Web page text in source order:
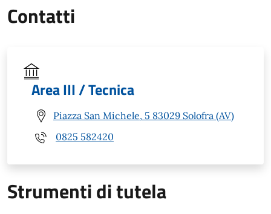
Contatti
Area III / Tecnica
Piazza San Michele, 5 83029 Solofra (AV)
0825 582420
Strumenti di tutela